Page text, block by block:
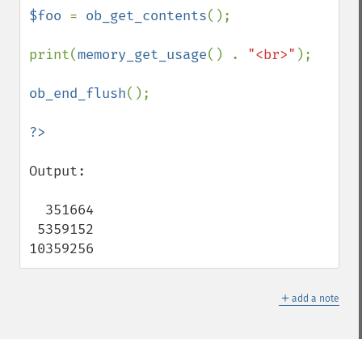
$foo = ob_get_contents();
print(memory_get_usage() . "<br>" );
ob_end_flush();
Output:
10359256
＋ add a note